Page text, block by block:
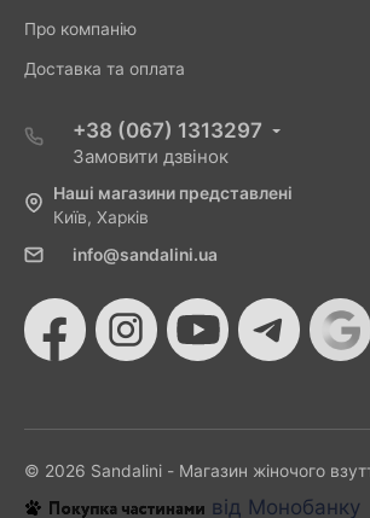
Про компанію
Доставка та оплата
+38 (067) 1313297
Замовити дзвінок
Наші магазини представлені
Київ, Харків
info@sandalini.ua
© 2026 Sandalini - Магазин жіночого
від Монобанку